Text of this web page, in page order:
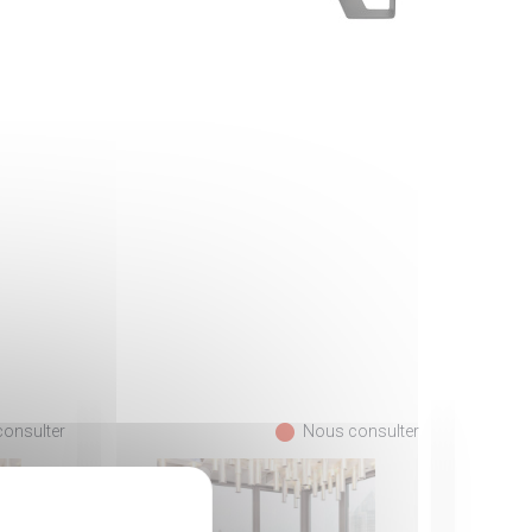
fiber_manual_record Nous consulter